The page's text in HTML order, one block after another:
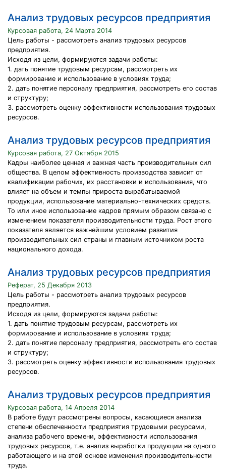
Анализ трудовых ресурсов предприятия
Курсовая работа, 24 Марта 2014
Цель работы - рассмотреть анализ трудовых ресурсов
предприятия.
Исходя из цели, формируются задачи работы:
1. дать понятие трудовым ресурсам, рассмотреть их
формирование и использование в условиях труда;
2. дать понятие персоналу предприятия, рассмотреть его состав
и структуру;
3. рассмотреть оценку эффективности использования трудовых
ресурсов.
Анализ трудовых ресурсов предприятия
Курсовая работа, 27 Октября 2015
Кадры наиболее ценная и важная часть производительных сил
общества. В целом эффективность производства зависит от
квалификации рабочих, их расстановки и использования, что
влияет на объем и темпы прироста вырабатываемой
продукции, использование материально-технических средств.
То или иное использование кадров прямым образом связано с
изменением показателя производительности труда. Рост этого
показателя является важнейшим условием развития
производительных сил страны и главным источником роста
национального дохода.
Анализ трудовых ресурсов предприятия
Реферат, 25 Декабря 2013
Цель работы - рассмотреть анализ трудовых ресурсов
предприятия.
Исходя из цели, формируются задачи работы:
1. дать понятие трудовым ресурсам, рассмотреть их
формирование и использование в условиях труда;
2. дать понятие персоналу предприятия, рассмотреть его состав
и структуру;
3. рассмотреть оценку эффективности использования трудовых
ресурсов.
Анализ трудовых ресурсов предприятия
Курсовая работа, 14 Апреля 2014
В работе будут рассмотрены вопросы, касающиеся анализа
степени обеспеченности предприятия трудовыми ресурсами,
анализа рабочего времени, эффективности использования
трудовых ресурсов, т.е. анализ выработки продукции на одного
работающего и на этой основе изменения производительности
труда.